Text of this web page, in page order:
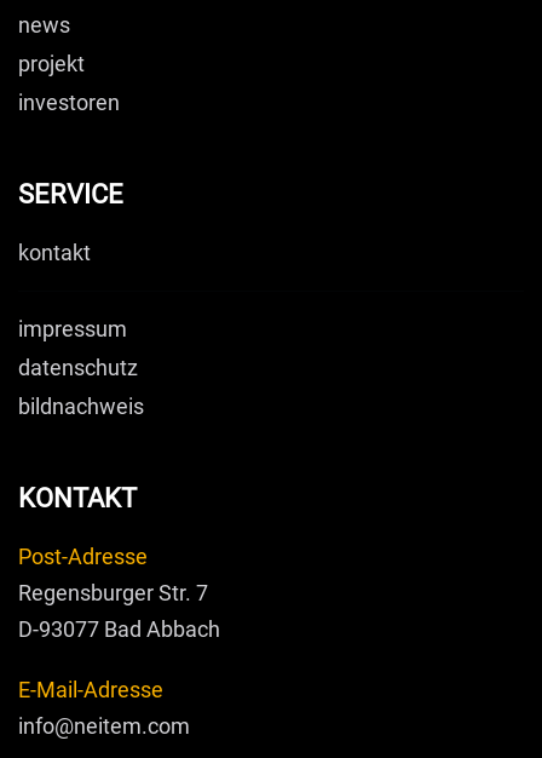
news
projekt
investoren
SERVICE
kontakt
impressum
datenschutz
bildnachweis
KONTAKT
Post-Adresse
Regensburger Str. 7
D-93077 Bad Abbach
E-Mail-Adresse
info@neitem.com